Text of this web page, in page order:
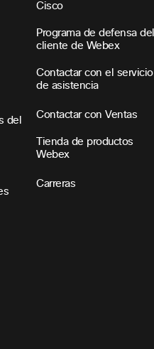
del
Cisco
Programa de defensa del
cliente de Webex
Contactar con el servicio
de asistencia
Contactar con Ventas
Tienda de productos
Webex
Carreras